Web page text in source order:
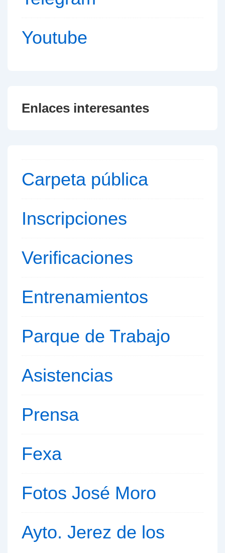
Youtube
Enlaces interesantes
Carpeta pública
Inscripciones
Verificaciones
Entrenamientos
Parque de Trabajo
Asistencias
Prensa
Fexa
Fotos José Moro
Ayto. Jerez de los